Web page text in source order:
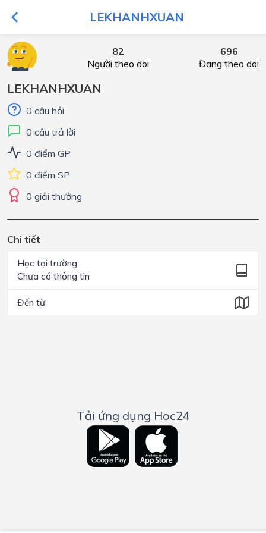
LEKHANHXUAN
82
Người theo dõi
696
Đang theo dõi
LEKHANHXUAN
0 câu hỏi
0 câu trả lời
0 điểm GP
0 điểm SP
0 giải thưởng
Chi tiết
Học tại trường
Chưa có thông tin
Đến từ
Tải ứng dụng Hoc24